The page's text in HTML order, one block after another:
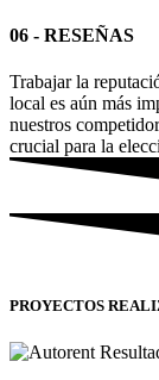
06 - RESEÑAS
Trabajar la
local es aún más
nuestros
crucial para la
PROYECTOS